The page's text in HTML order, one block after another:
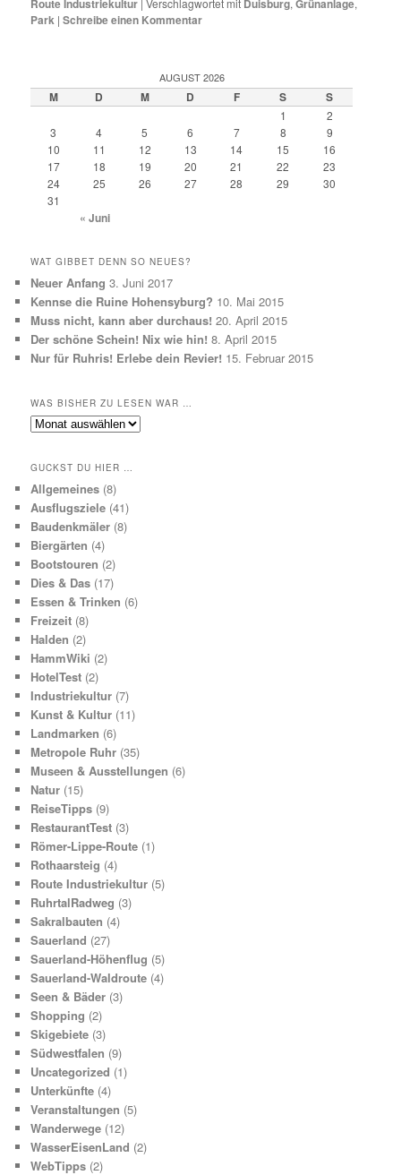
Park |Schreibe einen Kommentar
AUGUST 2026
M D M D F S S
1
2
3
4 5 6 7 8
9
10
11 12 13 14 15
16
17
18 19 20 21 22
23
24
25 26 27 28 29
30
31
« Juni
WAT GIBBET DENN SO NEUES?
Neuer Anfang 3. Juni 2017
Kennse die Ruine Hohensyburg? 10. Mai 2015
Muss nicht, kann aber durchaus! 20. April 2015
Der schöne Schein! Nix wie hin! 8. April 2015
Nur für Ruhris! Erlebe dein Revier! 15. Februar 2015
WAS BISHER ZU LESEN WAR …
Was
lesen
war
…
GUCKST DU HIER …
Allgemeines (8)
Ausflugsziele (41)
Baudenkmäler (8)
Biergärten (4)
Bootstouren (2)
Dies & Das (17)
Essen & Trinken (6)
Freizeit (8)
Halden (2)
HammWiki (2)
HotelTest (2)
Industriekultur (7)
Kunst & Kultur (11)
Landmarken (6)
Metropole Ruhr (35)
Museen & Ausstellungen (6)
Natur (15)
ReiseTipps (9)
RestaurantTest (3)
Römer-Lippe-Route (1)
Rothaarsteig (4)
Route Industriekultur (5)
RuhrtalRadweg (3)
Sakralbauten (4)
Sauerland (27)
Sauerland-Höhenflug (5)
Sauerland-Waldroute (4)
Seen & Bäder (3)
Shopping (2)
Skigebiete (3)
Südwestfalen (9)
Uncategorized (1)
Unterkünfte (4)
Veranstaltungen (5)
Wanderwege (12)
WasserEisenLand (2)
WebTipps (2)